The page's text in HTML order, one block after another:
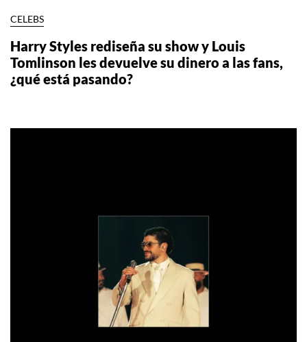
CELEBS
Harry Styles rediseña su show y Louis
Tomlinson les devuelve su dinero a las fans,
¿qué está pasando?